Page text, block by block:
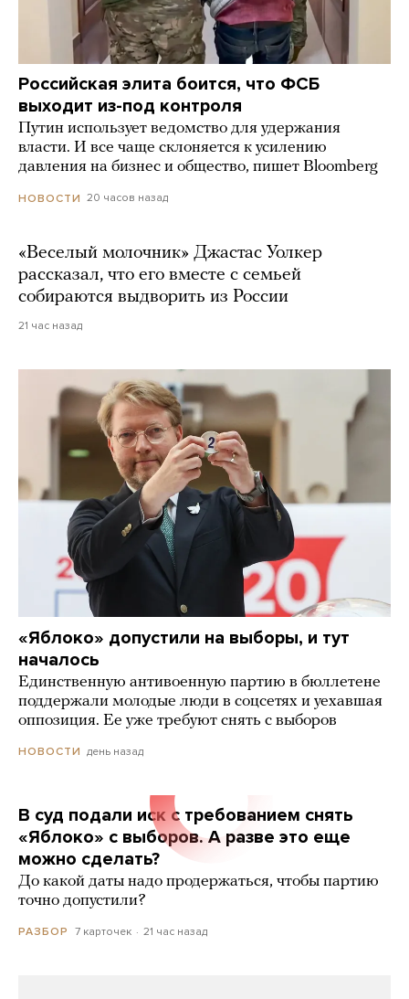
Российская элита боится, что ФСБ
выходит из-под контроля
Путин использует ведомство для удержания
власти. И все чаще склоняется к усилению
давления на бизнес и общество, пишет Bloomberg
НОВОСТИ 20 часов назад
«Веселый молочник» Джастас Уолкер
рассказал, что его вместе с семьей
собираются выдворить из России
21 час назад
«Яблоко» допустили на выборы, и тут
началось
Единственную антивоенную партию в бюллетене
поддержали молодые люди в соцсетях и уехавшая
оппозиция. Ее уже требуют снять с выборов
НОВОСТИ день назад
В суд подали иск с требованием снять
«Яблоко» с выборов. А разве это еще
можно сделать?
До какой даты надо продержаться, чтобы партию
точно допустили?
РАЗБОР 7 карточек 21 час назад